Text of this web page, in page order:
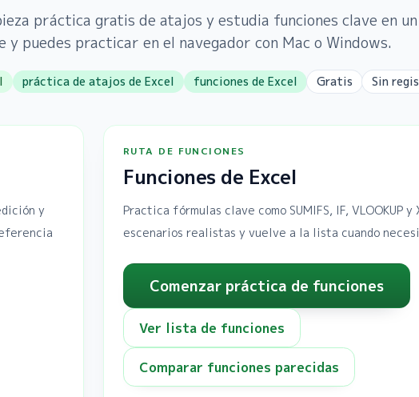
práctica gratis de atajos y estudia funciones clave en
puedes practicar en el navegador con Mac o Windows.
práctica de atajos de Excel funciones de Excel Gratis Sin
y
RUTA DE FUNCIONES
Funciones de Excel
Practica fórmulas clave como SUMIFS, IF, VLOOKUP y
escenarios realistas y vuelve a la lista cuando
Comenzar práctica de funciones
Ver lista de funciones
Comparar funciones parecidas